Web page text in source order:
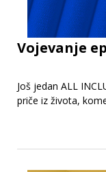
Vojevanje
Još jedan ALL
priče iz života,